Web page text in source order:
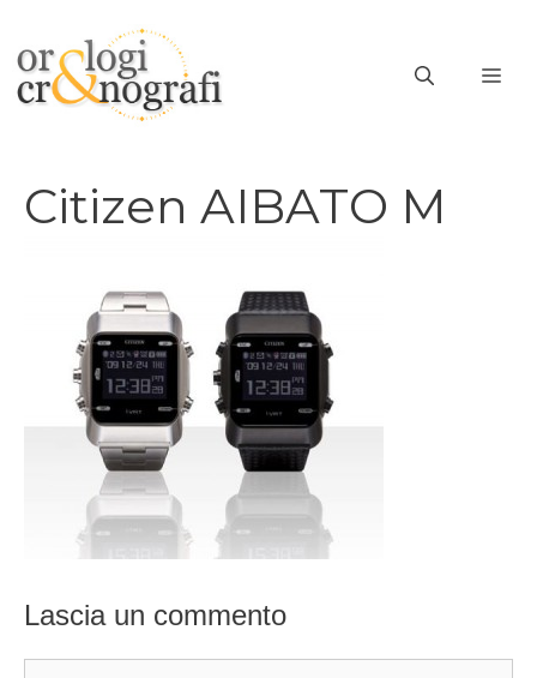
contenuto
Citizen AIBATO M
Lascia un commento